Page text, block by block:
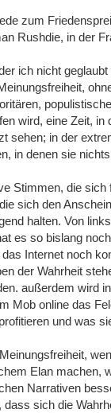
zum
Rushdie, in der
ich nicht
wird, eine Zeit,
sehen; in der
in denen sie
Stimmen, die sich
sich den
halten. Von
es so bislang
Internet noch
der Wahrheit
außerdem wird
Mob online das
und was
Elan
Narrativen
dass sich die